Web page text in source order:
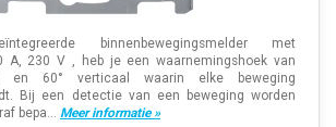
binnenbewegingsmelder met
A, 230 V , heb je een waarnemingshoek van
en 60° verticaal waarin elke beweging
Bij een detectie van een beweging worden
bepa... Meer informatie »